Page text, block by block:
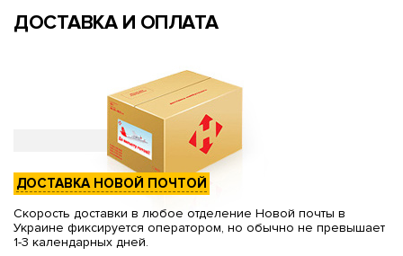
ДОСТАВКА И ОПЛАТА
ДОСТАВКА НОВОЙ ПОЧТОЙ
Скорость доставки в любое отделение Новой почты в
Украине фиксируется оператором, но обычно не превышает
1-3 календарных дней.